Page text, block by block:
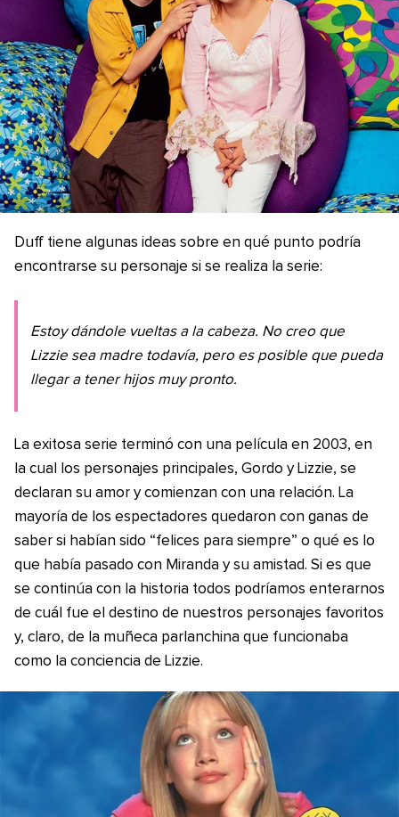
Duff tiene algunas ideas sobre en qué punto podría
encontrarse su personaje si se realiza la serie:
Estoy dándole vueltas a la cabeza. No creo que
Lizzie sea madre todavía, pero es posible que pueda
llegar a tener hijos muy pronto.
La exitosa serie terminó con una película en 2003, en
la cual los personajes principales, Gordo y Lizzie, se
declaran su amor y comienzan con una relación. La
mayoría de los espectadores quedaron con ganas de
saber si habían sido “felices para siempre” o qué es lo
que había pasado con Miranda y su amistad. Si es que
se continúa con la historia todos podríamos enterarnos
de cuál fue el destino de nuestros personajes favoritos
y, claro, de la muñeca parlanchina que funcionaba
como la conciencia de Lizzie.